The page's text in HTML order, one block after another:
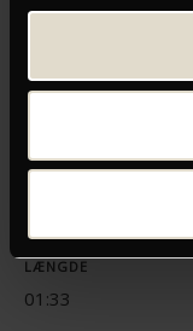
Il Buco
LÆNGDE
01:33